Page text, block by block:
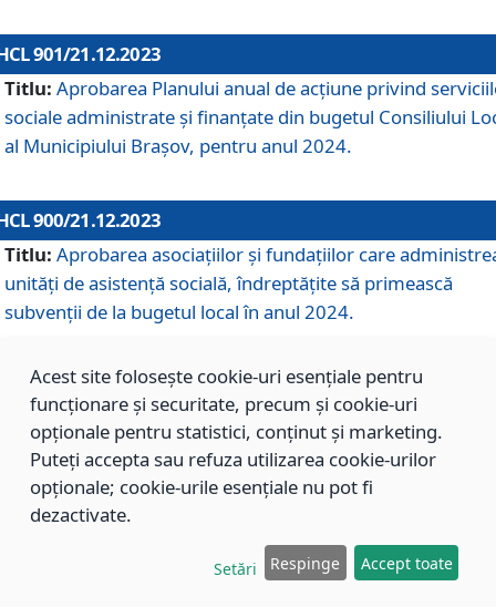
901/21.12.2023
Titlu: Aprobarea Planului anual de acțiune privind
sociale administrate și finanțate din bugetul Consiliului
al Municipiului Brașov, pentru anul 2024.
900/21.12.2023
Titlu: Aprobarea asociațiilor şi fundațiilor care
unități de asistenţă socială, îndreptăţite să primească
subvenţii de la bugetul local în anul 2024.
899/21.12.2023
Aprobarea standardelor de cost pentru serviciile
sociale furnizate în cadrul Direcției de Asistență Socială
Brașov, pentru anul 2024.
Modificarea Anexei la H.C.L. nr. 91 din 09.02.2018,
Acest site folosește cookie-uri esențiale pentru
funcționare și securitate, precum și cookie-uri
opționale pentru statistici, conținut și marketing.
Puteți accepta sau refuza utilizarea cookie-urilor
opționale; cookie-urile esențiale nu pot fi
dezactivate.
Setări Respinge Accept toate